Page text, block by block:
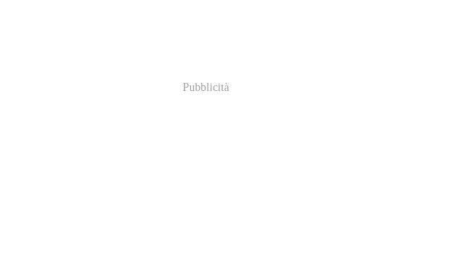
Pubblicità